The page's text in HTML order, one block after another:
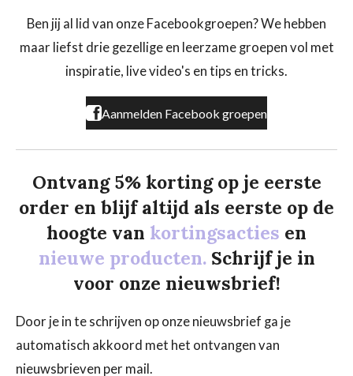
b
o
k
a
r
a
o
Ben jij al lid van onze Facebookgroepen? We hebben
maar liefst drie gezellige en leerzame groepen vol met
inspiratie, live video's en tips en tricks.
Aanmelden Facebook groepen
Ontvang 5% korting op je eerste
order en blijf altijd als eerste op de
hoogte van kortingsacties en
nieuwe producten. Schrijf je in
voor onze nieuwsbrief!
Door je in te schrijven op onze nieuwsbrief ga je
automatisch akkoord met het ontvangen van
nieuwsbrieven per mail.